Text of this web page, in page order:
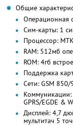
Общие
Операционная
Сим-карты: 1
Процессор:
RAM: 512мб
ROM: 4гб
Поддержка
Сети: GSM
Коммуникации:
GPRS/EGDE &
Дисплей: 4,7
мультитач 5